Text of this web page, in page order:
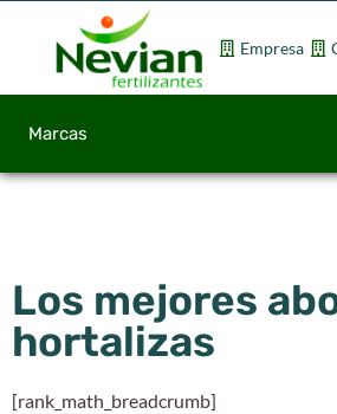
Empresa
Marcas
Los mejores
hortalizas
[rank_math_breadcrumb]